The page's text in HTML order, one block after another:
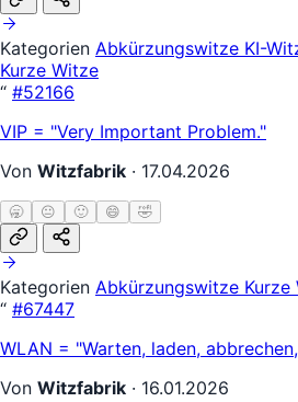
Kategorien Abkürzungswitze KI-
Kurze Witze
“ #52166
VIP = "Very Important Problem."
Von Witzfabrik · 17.04.2026
🥱 😐 🙂 😄 🤣
Kategorien Abkürzungswitze Kurze
“ #67447
WLAN = "Warten, laden,
Von Witzfabrik · 16.01.2026